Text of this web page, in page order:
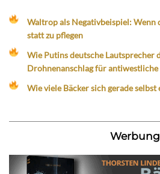
Waltrop als Negativbeispiel: Wenn
statt zu pflegen
Wie Putins deutsche Lautsprecher
Drohnenanschlag für antiwestliche
Wie viele Bäcker sich gerade
Werbung